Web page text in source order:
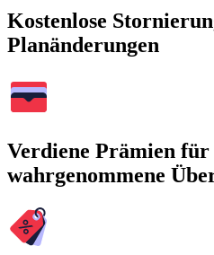
Kostenlose
Planänderungen
Verdiene Prämien für
wahrgenommene